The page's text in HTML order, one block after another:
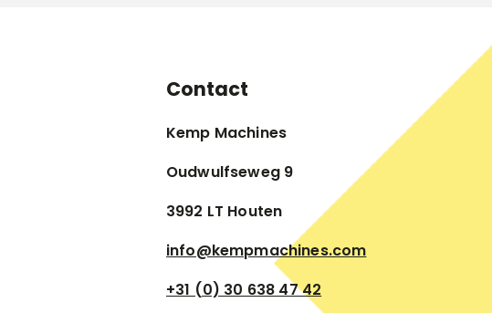
Contact
Kemp Machines
Oudwulfseweg 9
3992 LT Houten
info@kempmachines.com
+31 (0) 30 638 47 42